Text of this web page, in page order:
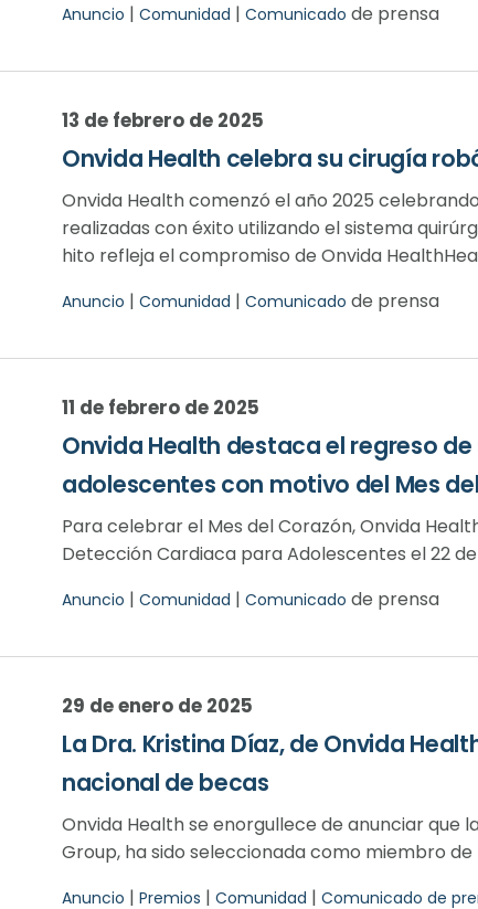
Anuncio | Comunidad | Comunicado de prensa
13 de febrero de 2025
Onvida Health celebra su cirugía
Onvida Health comenzó el año 2025
realizadas con éxito utilizando el sistema
hito refleja el compromiso de Onvida
Anuncio | Comunidad | Comunicado de prensa
11 de febrero de 2025
Onvida Health destaca el regreso
adolescentes con motivo del Mes
Para celebrar el Mes del Corazón, Onvida
Detección Cardiaca para Adolescentes el 22
Anuncio | Comunidad | Comunicado de prensa
29 de enero de 2025
La Dra. Kristina Díaz, de Onvida
nacional de becas
Onvida Health se enorgullece de anunciar que
Group, ha sido seleccionada como miembro de
Anuncio | Premios | Comunidad | Comunicado de